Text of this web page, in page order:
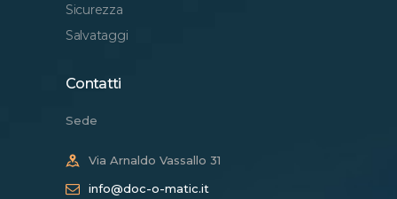
Sicurezza
Salvataggi
Contatti
Sede
Via Arnaldo Vassallo 31
info@doc-o-matic.it